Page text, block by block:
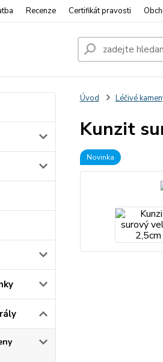
Recenze Certifikát pravosti
Úvod Léčivé
Kunzit
Novinka